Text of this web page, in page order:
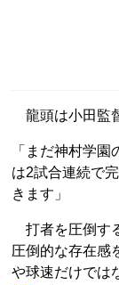
龍頭は小田監
「まだ神村学
は2試合連続で
きます」
打者を圧倒す
圧倒的な存在感
や球速だけでは